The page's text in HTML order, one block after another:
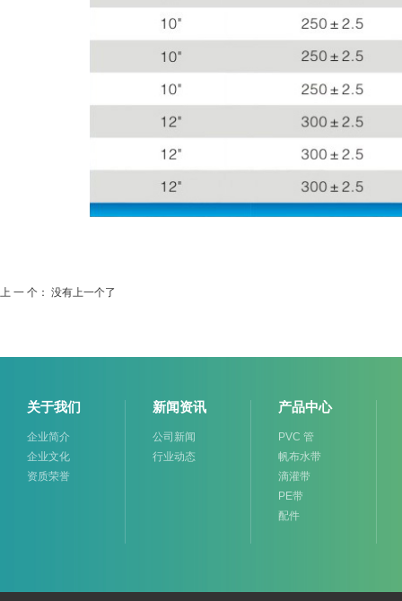
上 一 个： 没有上一个了
关于我们
企业简介
企业文化
资质荣誉
新闻资讯
公司新闻
行业动态
产品中心
PVC 管
帆布水带
滴灌带
PE带
配件